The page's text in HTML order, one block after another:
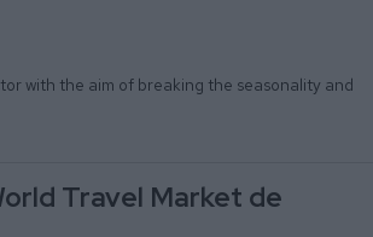
with the aim of breaking the seasonality and
Travel Market de